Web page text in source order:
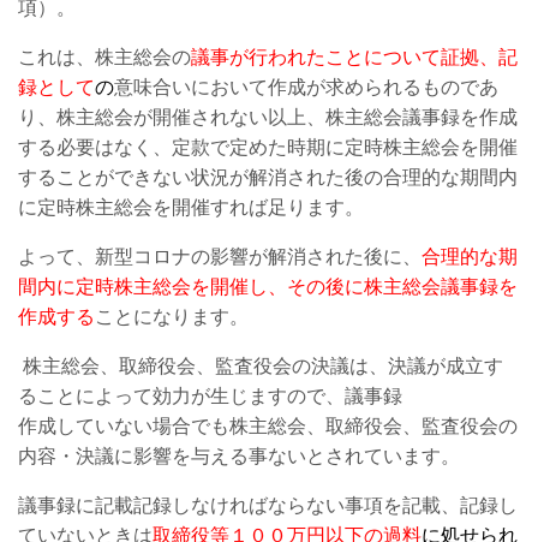
項）。
これは、株主総会の議事が行われたことについて証拠、記
録としての意味合いにおいて作成が求められるものであ
り、株主総会が開催されない以上、株主総会議事録を作成
する必要はなく、定款で定めた時期に定時株主総会を開催
することができない状況が解消された後の合理的な期間内
に定時株主総会を開催すれば足ります。
よって、新型コロナの影響が解消された後に、 合理的な期
間内に定時株主総会を開催し、その後に株主総会議事録を
作成する ことになります。
株主総会、取締役会、監査役会の決議は、決議が成立す
ることによって効力が生じますので、議事録
作成していない場合でも株主総会、取締役会、監査役会の
内容・決議に影響を与える事ないとされています。
議事録に記載記録しなければならない事項を記載、記録し
ていないときは取締役等１００万円以下の過料に処せられ